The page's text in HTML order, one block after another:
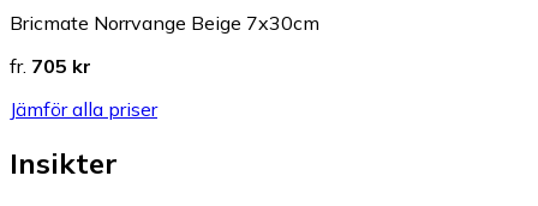
Bricmate Norrvange Beige 7x30cm
fr. 705 kr
Jämför alla priser
Insikter